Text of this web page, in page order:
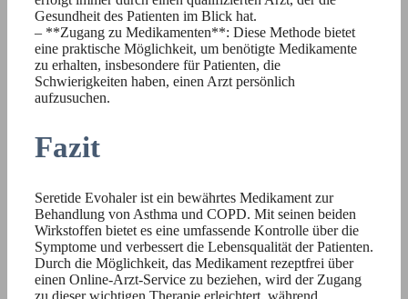
Gesundheit des Patienten im Blick hat.
– **Zugang zu Medikamenten**: Diese Methode bietet
eine praktische Möglichkeit, um benötigte Medikamente
zu erhalten, insbesondere für Patienten, die
Schwierigkeiten haben, einen Arzt persönlich
aufzusuchen.
Fazit
Seretide Evohaler ist ein bewährtes Medikament zur
Behandlung von Asthma und COPD. Mit seinen beiden
Wirkstoffen bietet es eine umfassende Kontrolle über die
Symptome und verbessert die Lebensqualität der Patienten.
Durch die Möglichkeit, das Medikament rezeptfrei über
einen Online-Arzt-Service zu beziehen, wird der Zugang
zu dieser wichtigen Therapie erleichtert, während